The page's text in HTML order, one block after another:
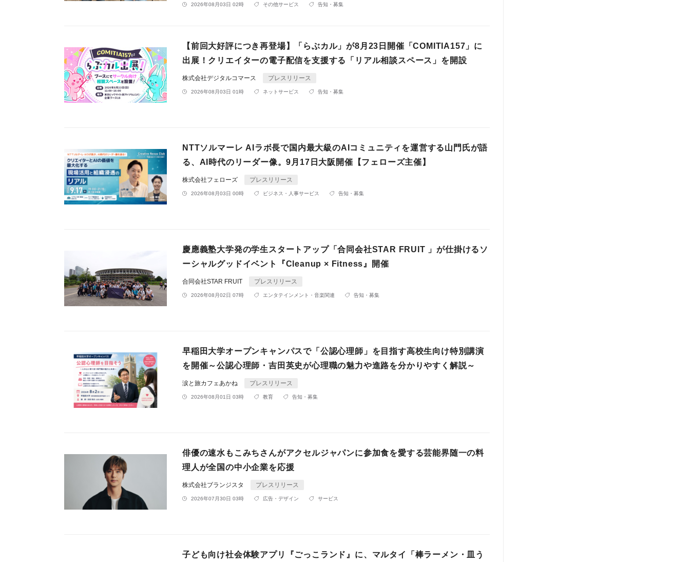
2026年08月03日 02時 その他サービス 告知・募集
【前回大好評につき再登場】「らぶカル」が8月23日開催「COMITIA157」に
出展！クリエイターの電子配信を支援する「リアル相談スペース」を開設
株式会社デジタルコマース プレスリリース
2026年08月03日 01時 ネットサービス 告知・募集
NTTソルマーレ AIラボ長で国内最大級のAIコミュニティを運営する山門氏が語
る、AI時代のリーダー像。9月17日大阪開催【フェローズ主催】
株式会社フェローズ プレスリリース
2026年08月03日 00時 ビジネス・人事サービス 告知・募集
慶應義塾大学発の学生スタートアップ「合同会社STAR FRUIT 」が仕掛けるソ
ーシャルグッドイベント『Cleanup × Fitness』開催
合同会社STAR FRUIT プレスリリース
2026年08月02日 07時 エンタテインメント・音楽関連 告知・募集
早稲田大学オープンキャンパスで「公認心理師」を目指す高校生向け特別講演
を開催～公認心理師・吉田英史が心理職の魅力や進路を分かりやすく解説～
涙と旅カフェあかね プレスリリース
2026年08月01日 03時 教育 告知・募集
俳優の速水もこみちさんがアクセルジャパンに参加食を愛する芸能界随一の料
理人が全国の中小企業を応援
株式会社ブランジスタ プレスリリース
2026年07月30日 03時 広告・デザイン サービス
子ども向け社会体験アプリ『ごっこランド』に、マルタイ「棒ラーメン・皿う